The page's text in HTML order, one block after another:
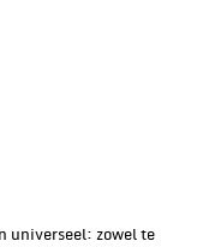
universeel: zowel te